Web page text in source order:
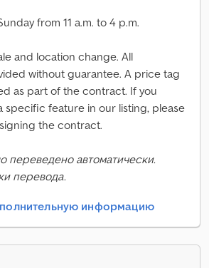
from 11 a.m. to 4 p.m.
and location change. All
without guarantee. A price tag
as part of the contract. If you
specific feature in our listing, please
the contract.
переведено автоматически.
перевода.
информацию